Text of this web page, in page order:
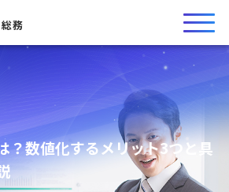
務
？数値化するメリット3つと具